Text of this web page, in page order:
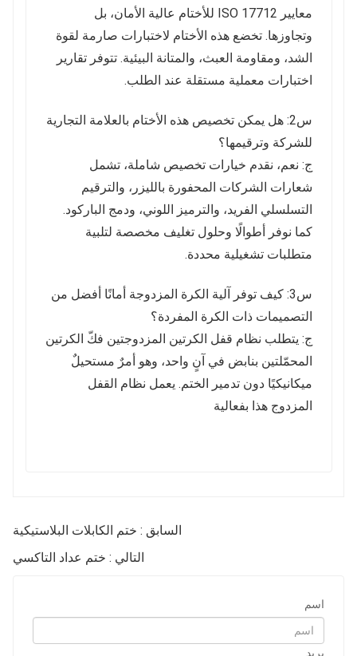
معايير ISO 17712 للأختام عالية الأمان، بل
وتجاوزها. تخضع هذه الأختام لاختبارات صارمة لقوة
الشد، ومقاومة العبث، والمتانة البيئية. تتوفر تقارير
اختبارات معملية مستقلة عند الطلب.
س2: هل يمكن تخصيص هذه الأختام بالعلامة التجارية
للشركة وترقيمها؟
ج: نعم، نقدم خيارات تخصيص شاملة، تشمل
شعارات الشركات المحفورة بالليزر، والترقيم
التسلسلي الفريد، والترميز اللوني، ودمج الباركود.
كما نوفر أطوالًا وحلول تغليف مخصصة لتلبية
متطلبات تشغيلية محددة.
س3: كيف توفر آلية الكرة المزدوجة أمانًا أفضل من
التصميمات ذات الكرة المفردة؟
ج: يتطلب نظام قفل الكرتين المزدوجتين فكّ الكرتين
المحمّلتين بنابض في آنٍ واحد، وهو أمرٌ مستحيلٌ
ميكانيكيًا دون تدمير الختم. يعمل نظام القفل
المزدوج هذا بفعالية
السابق : ختم الكابلات البلاستيكية
التالي : ختم عداد التاكسي
اسم
بريد